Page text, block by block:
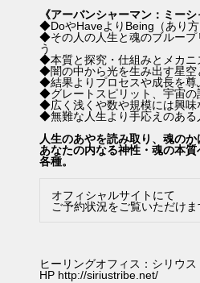
《アーバンシャーマン：ミーシ
◆DoやHaveよりBeing（あり方
◆その人の人生と魂のブループ
う
◆本質と探究・仕組みとメカニ
◆闇の中から光を生み出す星空
◆結果よりプロセスや成長を尊
◆グレートスピリット、宇宙の
◆広く浅くや数や規模には興味
◆無難な人生より手応えのある
人生のあやを読み取り、魂のか
あなたの内なる神性・魂の本
各種。
オフィシャルサイトにて
ご予約状況をご覧いただけま
ヒーリングオフィス：シリウ
HP http://siriustribe.net/